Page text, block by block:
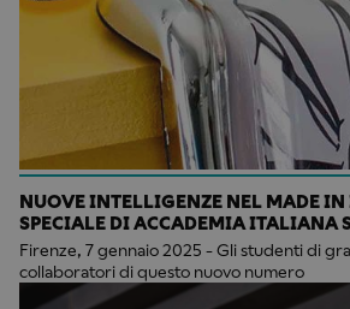
NUOVE INTELLIGENZE NEL MADE IN
SPECIALE DI ACCADEMIA ITALIANA
Firenze, 7 gennaio 2025 - Gli studenti di
collaboratori di questo nuovo numero